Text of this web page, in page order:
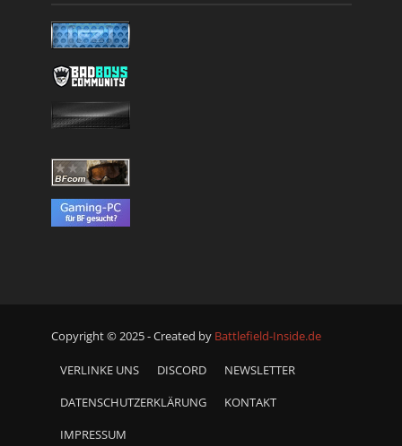
Copyright © 2025 - Created by Battlefield-Inside.de
VERLINKE UNS DISCORD NEWSLETTER
DATENSCHUTZERKLÄRUNG KONTAKT
IMPRESSUM